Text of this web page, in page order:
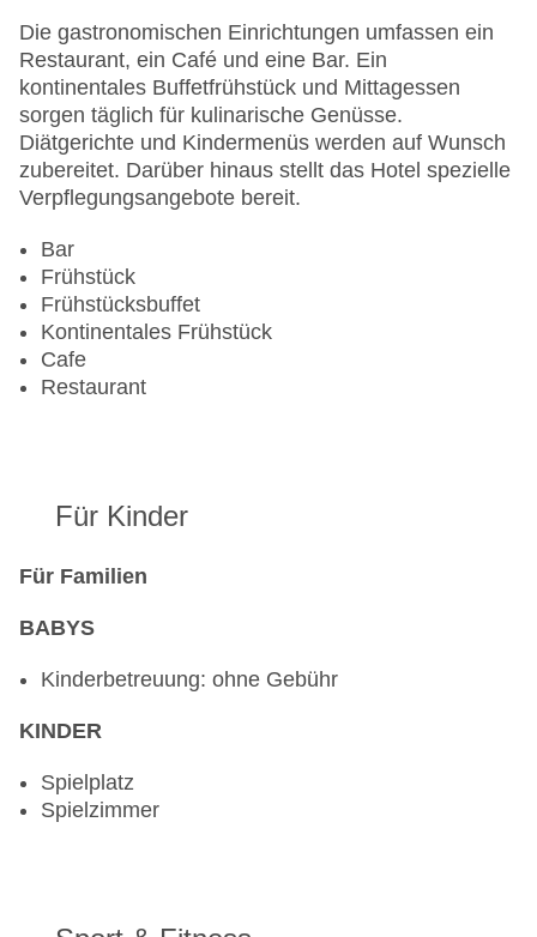
Garage
Garten: ohne Gebühr
Hotelsafe
WLAN/WiFi im Hotel
Lift
Minimarkt
Anzahl der Konferenzräume: 1
Zimmerservice
Sonnenterrasse
Gesamtanzahl der Zimmer: 95
Zahlungsarten: EC Maestro, Mastercard, Visa
Landeskategorie: 3 Sterne
Die gastronomischen Einrichtungen umfassen ein
Restaurant, ein Café und eine Bar. Ein
kontinentales Buffetfrühstück und Mittagessen
sorgen täglich für kulinarische Genüsse.
Diätgerichte und Kindermenüs werden auf Wunsch
zubereitet. Darüber hinaus stellt das Hotel spezielle
Verpflegungsangebote bereit.
Bar
Frühstück
Frühstücksbuffet
Kontinentales Frühstück
Cafe
Restaurant
Für Kinder
Für Familien
BABYS
Kinderbetreuung: ohne Gebühr
KINDER
Spielplatz
Spielzimmer